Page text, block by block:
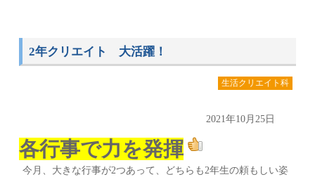
2年クリエイト 大活躍！
生活クリエイト科
2021年10月25日
各行事で力を発揮
今月、大きな行事が2つあって、どちらも2年生の頼もしい姿